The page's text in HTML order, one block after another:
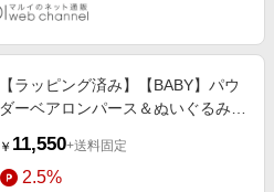
【ラッピング済み】【BABY】パウ
ダーベアロンパース＆ぬいぐるみ
￥ 11,550+送料固定
2.5%